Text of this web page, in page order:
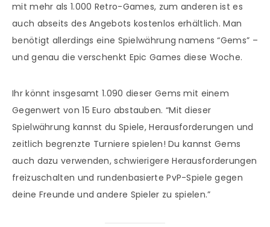
mit mehr als 1.000 Retro-Games, zum anderen ist es
auch abseits des Angebots kostenlos erhältlich. Man
benötigt allerdings eine Spielwährung namens “Gems” –
und genau die verschenkt Epic Games diese Woche.
Ihr könnt insgesamt 1.090 dieser Gems mit einem
Gegenwert von 15 Euro abstauben. “Mit dieser
Spielwährung kannst du Spiele, Herausforderungen und
zeitlich begrenzte Turniere spielen! Du kannst Gems
auch dazu verwenden, schwierigere Herausforderungen
freizuschalten und rundenbasierte PvP-Spiele gegen
deine Freunde und andere Spieler zu spielen.”